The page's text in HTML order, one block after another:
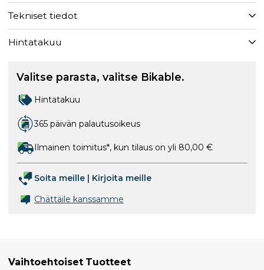
Tekniset tiedot
Hintatakuu
Valitse parasta, valitse Bikable.
Hintatakuu
365 päivän palautusoikeus
Ilmainen toimitus*, kun tilaus on yli 80,00 €
Soita meille
Kirjoita meille
Chättäile kanssamme
Vaihtoehtoiset Tuotteet